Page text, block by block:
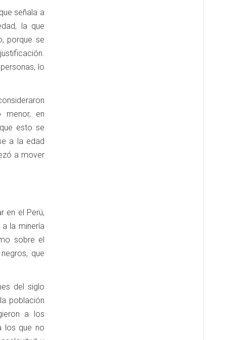
señala a
la que
porque se
lo
menor, en
esto se
a la edad
a mover
en el Perú,
la minería
sobre el
que
del siglo
población
a los
los que no